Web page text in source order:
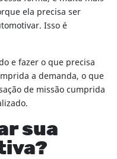
ela precisa ser
Isso é
e fazer o que precisa
a demanda, o que
de missão cumprida
sua